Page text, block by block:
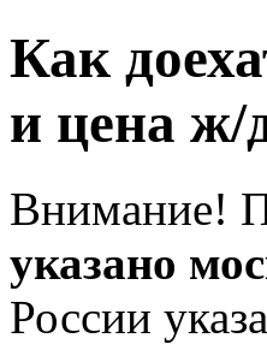
Как
и цена ж/
Внимание!
указано
России